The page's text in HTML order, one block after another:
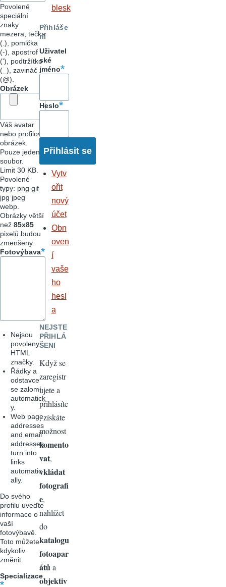
Povolené
speciální
znaky:
mezera, tečka
(.), pomlčka
(-), apostrof
('), podtržítko
(_), zavináč
(@).
Obrázek
Váš avatar
nebo profilový
obrázek.
Pouze jeden
soubor.
Limit 30 KB.
Povolené
typy: png gif
jpg jpeg
webp.
Obrázky větší
než 85x85
pixelů budou
zmenšeny.
Fotovýbava
Nejsou
povoleny
HTML
značky.
Řádky a
odstavce
se zalomí
automatick
y.
Web page
addresses
and email
addresses
turn into
links
automatic
ally.
Do svého
profilu uveďte
informace o
vaší
fotovýbavě.
Toto můžete
kdykoliv
změnit.
Specializace
blesk
Přihláše
ní
Uživatel
ské
jméno
Heslo
Vytv
ořit
nový
účet
Obn
oven
í
vaše
ho
hesl
a
NEJSTE
PŘIHLÁ
ŠENI
Když se
zaregistr
ujete a
přihlásíte
, získáte
možnost
komento
vat,
vkládat
fotografi
e,
nahlížet
do
katalogu
fotoapar
átů a
objektiv